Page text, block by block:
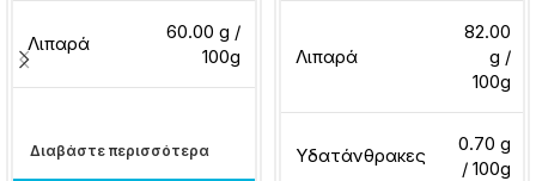
Λιπαρά
60.00 g /
100g
Διαβάστε περισσότερα
Λιπαρά
82.00
g /
100g
Υδατάνθρακες
0.70 g
/ 100g